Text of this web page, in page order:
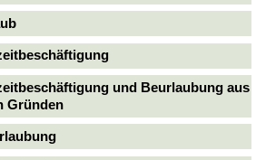
und Beurlaubung aus
Gründen